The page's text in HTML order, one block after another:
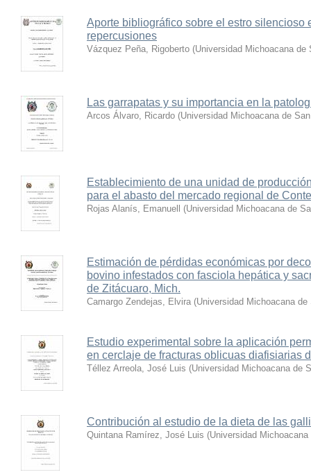
Aporte bibliográfico sobre el estro silencioso
repercusiones
Vázquez Peña, Rigoberto (Universidad Michoacana de
Las garrapatas y su importancia en la
Arcos Álvaro, Ricardo (Universidad Michoacana de
Establecimiento de una unidad de
para el abasto del mercado regional de
Rojas Alanís, Emanuell (Universidad Michoacana de
Estimación de pérdidas económicas por
bovino infestados con fasciola hepática y
de Zitácuaro, Mich.
Camargo Zendejas, Elvira (Universidad Michoacana
Estudio experimental sobre la aplicación
en cerclaje de fracturas oblicuas diafisiarias
Téllez Arreola, José Luis (Universidad Michoacana de
Contribución al estudio de la dieta de las
Quintana Ramírez, José Luis (Universidad